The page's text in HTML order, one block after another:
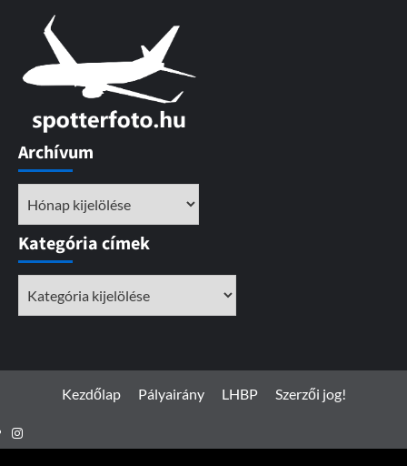
Archívum
Kategória címek
Kezdőlap Pályairány LHBP Szerzői jog!
Instagram